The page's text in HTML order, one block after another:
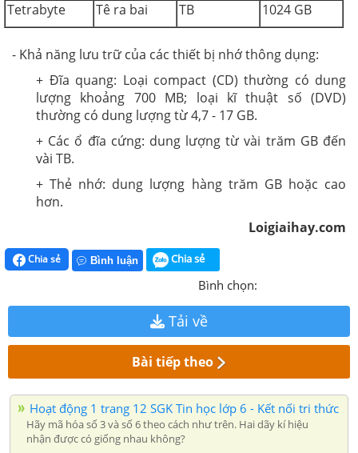
Tetrabyte
Tê ra bai TB 1024 GB
- Khả năng lưu trữ của các thiết bị nhớ thông dụng:
+ Đĩa quang: Loại compact (CD) thường có dung
lượng khoảng 700 MB; loại kĩ thuật số (DVD)
thường có dung lượng từ 4,7 - 17 GB.
+ Các ổ đĩa cứng: dung lượng từ vài trăm GB đến
vài TB.
+ Thẻ nhớ: dung lượng hàng trăm GB hoặc cao
hơn.
Loigiaihay.com
Chia sẻ Bình luận Chia sẻ
Bình chọn:
Tải về
Bài tiếp theo
Hoạt động 1 trang 12 SGK Tin học lớp 6 - Kết nối tri thức
Hãy mã hóa số 3 và số 6 theo cách như trên. Hai dãy kí hiệu
nhận được có giống nhau không?